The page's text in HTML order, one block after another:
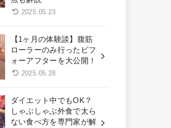
2025.05.23
【1ヶ月の体験談】腹筋
ローラーのみ行ったビフ
ォーアフターを大公開！
2025.05.28
ダイエット中でもOK？
しゃぶしゃぶ外食で太ら
ない食べ方を専門家が解